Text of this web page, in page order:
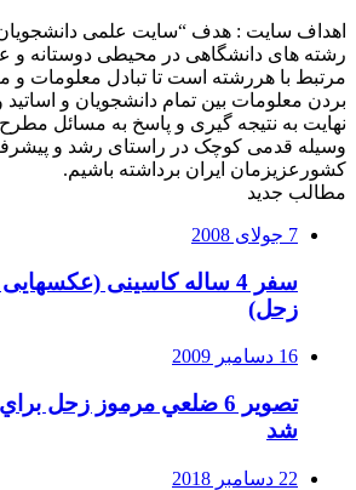
اهداف سایت : هدف “سایت علمی
رشته های دانشگاهی در محیطی دوستانه و
مرتبط با هررشته است تا تبادل معلومات و
بردن معلومات بین تمام دانشجویان و
نهایت به نتیجه گیری و پاسخ به مسائل
وسیله قدمی کوچک در راستای رشد و
کشورعزیزمان ایران برداشته باشیم.
مطالب جدید
7 جولای 2008
سفر 4 ساله کاسینی
زحل)
16 دسامبر 2009
تصوير 6 ضلعي مرموز زحل
شد
22 دسامبر 2018